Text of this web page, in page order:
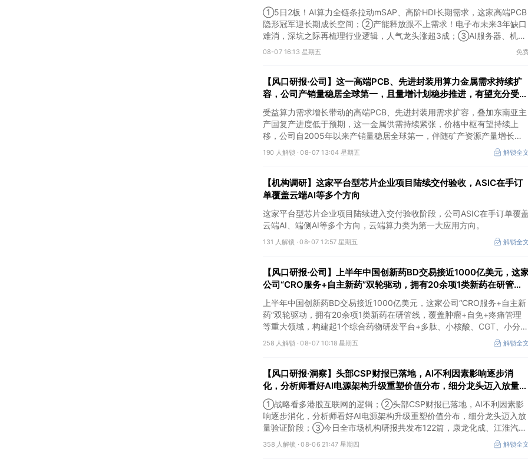
①5日2板！AI算力全链条拉动mSAP、高阶HDI长期需求，这家高端PCB
隐形冠军迎长期成长空间；②产能释放跟不上需求！电子布未来3年缺口
难消，深坑之际再梳理行业逻辑，人气龙头涨超3成；③AI服务器、机器
人带动MLCC景气周期持续！这家公司扩产、涨价预期暂未被市场定价，
08-07 16:13 星期五 免
【风口研报·公司】这一高端PCB、先进封装用算力金属需求持续扩
容，公司产销量稳居全球第一，且量增计划稳步推进，有望充分受益
价格上行
受益算力需求增长带动的高端PCB、先进封装用需求扩容，叠加东南亚主
产国复产进度低于预期，这一金属供需持续紧张，价格中枢有望持续上
移，公司自2005年以来产销量稳居全球第一，伴随矿产资源产量增长与
冶炼产能整合并举，公司市占率有望进一步提升，同时有望充分受益金属
价格上行。
190 人解锁 ·08-07 13:04 星期五 解锁全文
【机构调研】这家平台型芯片企业项目陆续交付验收，ASIC在手订
单覆盖云端AI等多个方向
这家平台型芯片企业项目陆续进入交付验收阶段，公司ASIC在手订单覆盖
云端AI、端侧AI等多个方向，云端算力类为第一大应用方向。
131 人解锁 ·08-07 12:57 星期五 解锁全文
【风口研报·公司】上半年中国创新药BD交易接近1000亿美元，这
公司“CRO服务+自主新药”双轮驱动，拥有20余项1类新药在研管
线，覆盖肿瘤+自免+疼痛管理等重大领域
上半年中国创新药BD交易接近1000亿美元，这家公司“CRO服务+自主新
药”双轮驱动，拥有20余项1类新药在研管线，覆盖肿瘤+自免+疼痛管理
等重大领域，构建起1个综合药物研发平台+多肽、小核酸、CGT、小分子
4个创新技术平台，创新转型成果正逐步兑现。
258 人解锁 ·08-07 10:18 星期五 解锁全文
【风口研报·洞察】头部CSP财报已落地，AI不利因素影响逐步消
化，分析师看好AI电源架构升级重塑价值分布，细分龙头迈入放量验
证阶段；战略看多港股互联网的逻辑
①战略看多港股互联网的逻辑；②头部CSP财报已落地，AI不利因素影
响逐步消化，分析师看好AI电源架构升级重塑价值分布，细分龙头迈入放
量验证阶段；③今日全市场机构研报共发布122篇，康龙化成、江淮汽车
评级得到上调，9家公司获得首度覆盖，其中乔锋智能获新财富分析师深
度覆盖；④在个股机构关注度排行中，华峰化学首次上榜，前五名依次
358 人解锁 ·08-06 21:47 星期四 解锁全文